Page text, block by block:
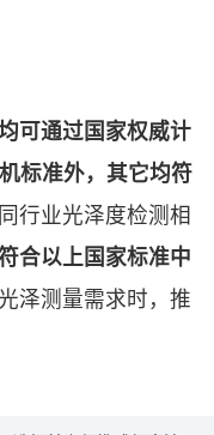
可通过国家权威计
标准外，其它均符
行业光泽度检测相
合以上国家标准中
泽测量需求时，推